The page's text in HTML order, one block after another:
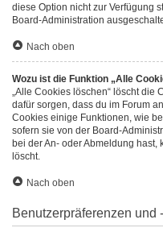
diese Option nicht zur Verfügung
Board-Administration
Nach oben
Wozu ist die Funktion „Alle
„Alle Cookies löschen“ löscht die
dafür sorgen, dass du im Forum
Cookies einige Funktionen, wie
sofern sie von der Board-
bei der An- oder Abmeldung
löscht.
Nach oben
Benutzerpräferenzen und